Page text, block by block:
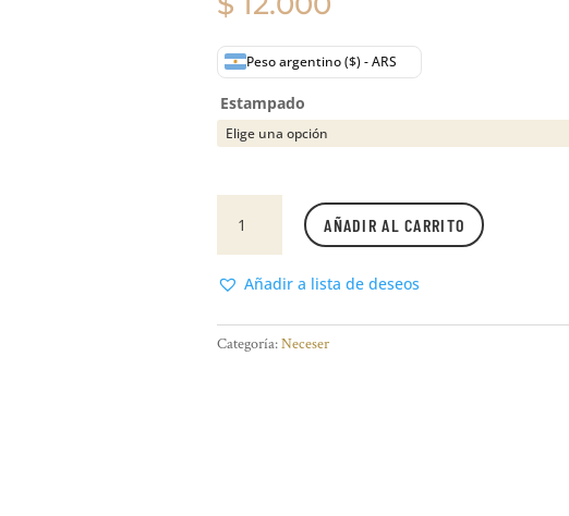
Peso argentino ($) - ARS
Estampado
gabardina
(28
cantidad
AÑADIR AL CARRITO
Añadir a lista de deseos
Categoría:Neceser